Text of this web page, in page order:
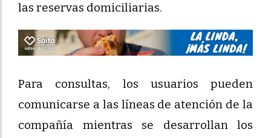
las reservas domiciliarias.
Para consultas, los usuarios pueden
comunicarse a las líneas de atención de la
compañía mientras se desarrollan los